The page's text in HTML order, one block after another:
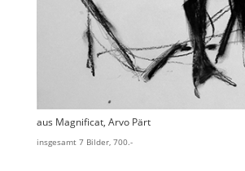
aus Magnificat, Arvo Pärt
insgesamt 7 Bilder, 700.-